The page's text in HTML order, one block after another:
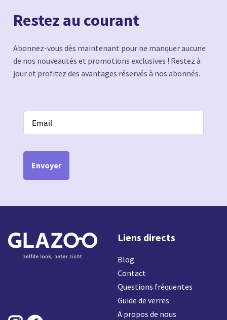
Restez au courant
Abonnez-vous dès maintenant pour ne manquer aucune
de nos nouveautés et promotions exclusives ! Restez à
jour et profitez des avantages réservés à nos abonnés.
Envoyer
Liens directs
Blog
Contact
Questions fréquentes
Guide de verres
A propos de nous